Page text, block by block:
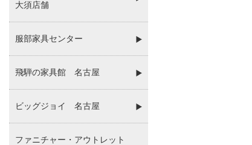
大須店舗
服部家具センター
飛騨の家具館 名古屋
ビッグジョイ 名古屋
ファニチャー・アウトレット